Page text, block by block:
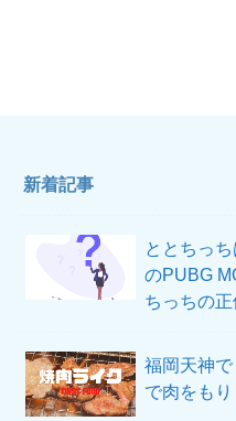
新着記事
ととちっ
のPUBG
ちっちの正
福岡天神で
で肉をもり